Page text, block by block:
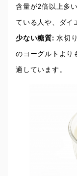
含量が2倍以上多
ている人や、ダイ
少ない糖質: 水切
のヨーグルトより
適しています。